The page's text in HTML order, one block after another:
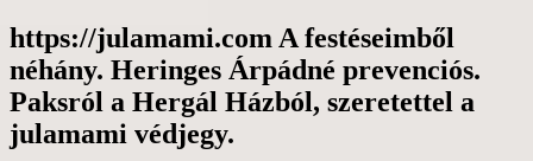
https://julamami.com A festéseimből
néhány. Heringes Árpádné prevenciós.
Paksról a Hergál Házból, szeretettel a
julamami védjegy.